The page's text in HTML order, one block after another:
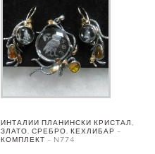
ИНТАЛИИ ПЛАНИНСКИ КРИСТАЛ,
ЗЛАТО, СРЕБРО, КЕХЛИБАР –
КОМПЛЕКТ – N774